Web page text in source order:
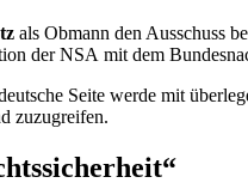
als Obmann den Ausschuss
derNSA mit dem
Seite werde mit
zuzugreifen.